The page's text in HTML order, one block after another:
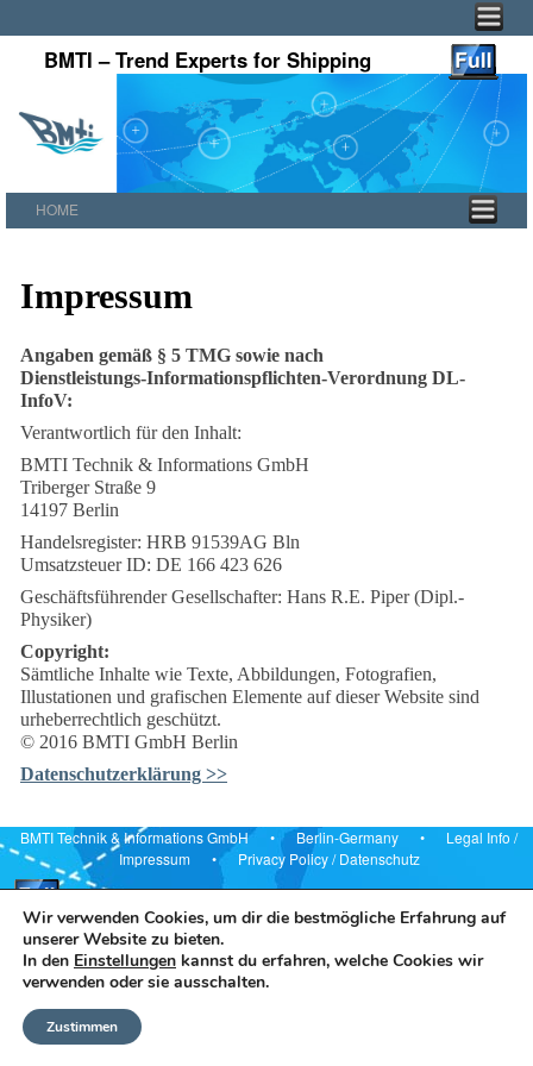
BMTI – Trend Experts for Shipping
HOME
Impressum
Angaben gemäß § 5 TMG sowie nach
Dienstleistungs-Informationspflichten-Verordnung DL-
InfoV:
Verantwortlich für den Inhalt:
BMTI Technik & Informations GmbH
Triberger Straße 9
14197 Berlin
Handelsregister: HRB 91539AG Bln
Umsatzsteuer ID: DE 166 423 626
Geschäftsführender Gesellschafter: Hans R.E. Piper (Dipl.-
Physiker)
Copyright:
Sämtliche Inhalte wie Texte, Abbildungen, Fotografien,
Illustationen und grafischen Elemente auf dieser Website sind
urheberrechtlich geschützt.
© 2016 BMTI GmbH Berlin
Datenschutzerklärung >>
BMTI Technik & Informations GmbH • Berlin-Germany • Legal Info /
Impressum• Privacy Policy/Datenschutz
Wir verwenden Cookies, um dir die bestmögliche Erfahrung auf
unserer Website zu bieten.
In den Einstellungen kannst du erfahren, welche Cookies wir
verwenden oder sie ausschalten.
Zustimmen